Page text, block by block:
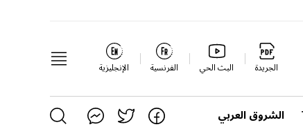
الجريدة البث الحي الفرنسية الإنجليزية
الشروق العربي